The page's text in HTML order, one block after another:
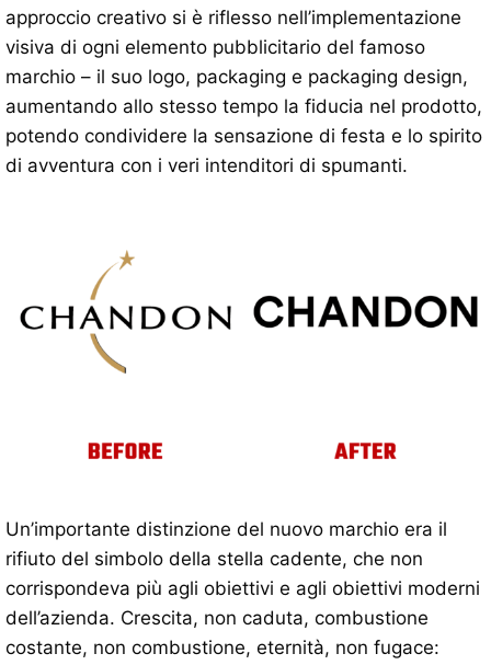
approccio creativo si è riflesso nell’implementazione
visiva di ogni elemento pubblicitario del famoso
marchio – il suo logo, packaging e packaging design,
aumentando allo stesso tempo la fiducia nel prodotto,
potendo condividere la sensazione di festa e lo spirito
di avventura con i veri intenditori di spumanti.
Un’importante distinzione del nuovo marchio era il
rifiuto del simbolo della stella cadente, che non
corrispondeva più agli obiettivi e agli obiettivi moderni
dell’azienda. Crescita, non caduta, combustione
costante, non combustione, eternità, non fugace: